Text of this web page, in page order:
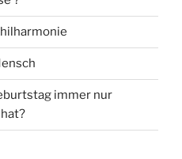
immer nur